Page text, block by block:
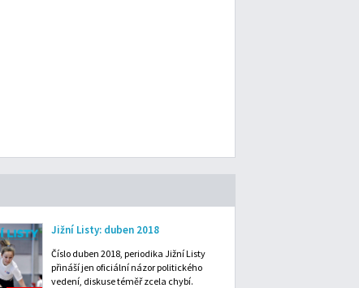
Jižní Listy: duben 2018
Číslo duben 2018, periodika Jižní Listy
přináší jen oficiální názor politického
vedení, diskuse téměř zcela chybí.